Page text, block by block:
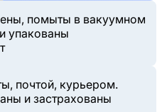
помыты в вакуумном
упакованы
почтой, курьером.
и застрахованы